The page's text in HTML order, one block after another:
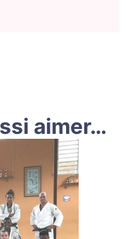
aimer…